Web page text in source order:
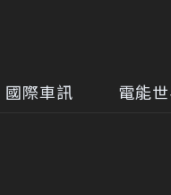
國際車訊 電能